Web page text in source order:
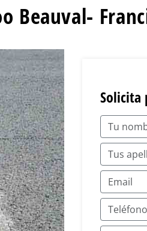
Beauval-
Solicita